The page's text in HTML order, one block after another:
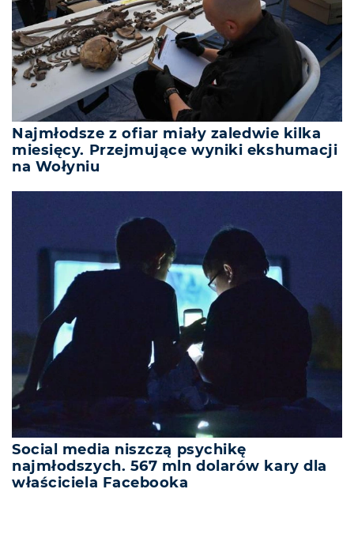
Najmłodsze z ofiar miały zaledwie kilka
miesięcy. Przejmujące wyniki ekshumacji
na Wołyniu
Social media niszczą psychikę
najmłodszych. 567 mln dolarów kary dla
właściciela Facebooka